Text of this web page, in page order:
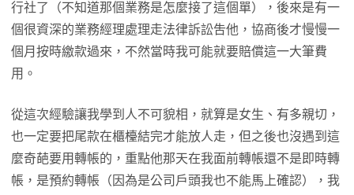
行社了（不知道那個業務是怎麼接了這個單），後來是有一
個很資深的業務經理處理走法律訴訟吿他，協商後才慢慢一
個月按時繳款過來，不然當時我可能就要賠償這一大筆費
用。
從這次經驗讓我學到人不可貌相，就算是女生、有多親切，
也一定要把尾款在櫃檯結完才能放人走，但之後也沒遇到這
麼奇葩要用轉帳的，重點他那天在我面前轉帳還不是即時轉
帳，是預約轉帳（因為是公司戶頭我也不能馬上確認），我